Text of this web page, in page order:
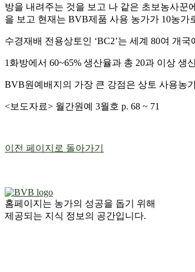
방을 내려주는 것을 보고 나 같은 초보농사꾼
을 보고 현재는 BVB제품 사용 농가가 10농가
수경재배 전용상토인 ‘BC2’는 세계 80여 개국
1 화방에서 60~65% 생산율과 총 20과 이상 생
BVB원예배지의 가장 큰 강점은 상토 사용농
<보도자료> 월간원예 3월호 p. 68 ~ 71
이전 페이지로 돌아가기
홈페이지는 농가의 성공을 돕기 위해
제공되는 지식 정보의 공간입니다.